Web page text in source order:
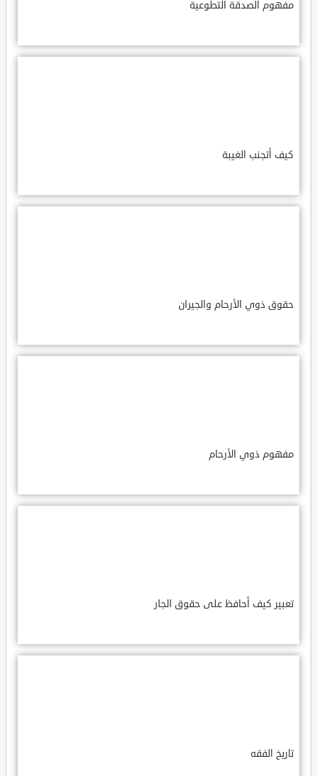
مفهوم الصدقة التطوعية
كيف أتجنب الغيبة
حقوق ذوي الأرحام والجيران
مفهوم ذوي الأرحام
تعبير كيف أحافظ على حقوق الجار
تاريخ الفقه